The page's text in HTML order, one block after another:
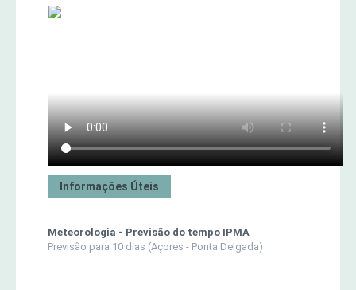
Informações Úteis
Meteorologia - Previsão do tempo IPMA
Previsão para 10 dias (Açores - Ponta Delgada)